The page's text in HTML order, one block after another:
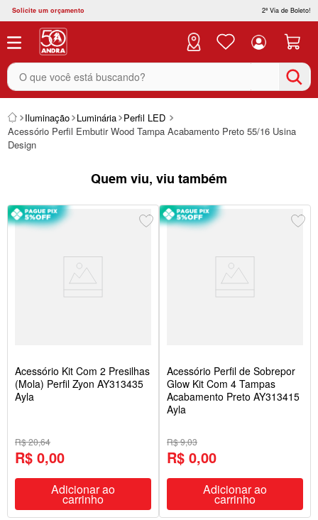
Solicite um orçamento 2ª Via de Boleto!
O que você está buscando?
Iluminação Luminária Perfil LED
Acessório Perfil Embutir Wood Tampa Acabamento Preto 55/16 Usina
Design
Quem viu, viu também
Acessório Kit Com 2 Presilhas
(Mola) Perfil Zyon AY313435
Ayla
R$ 20,64
R$ 0,00
Adicionar ao
carrinho
Acessório Perfil de Sobrepor
Glow Kit Com 4 Tampas
Acabamento Preto AY313415
Ayla
R$ 9,03
R$ 0,00
Adicionar ao
carrinho